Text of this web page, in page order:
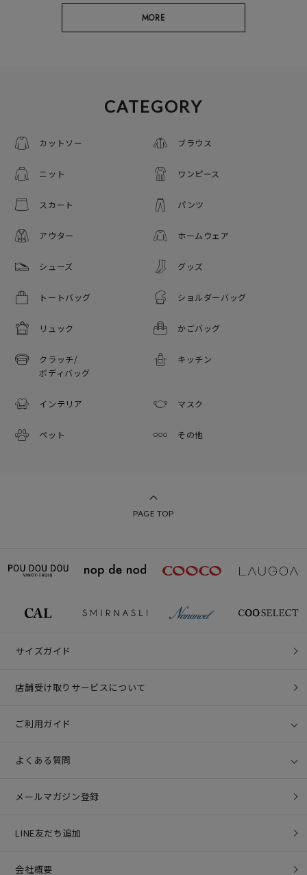
MORE
CATEGORY
カットソー ブラウス
ニット ワンピース
スカート パンツ
アウター ホームウェア
シューズ グッズ
トートバッグ ショルダーバッグ
リュック かごバッグ
クラッチ/
ボディバッグ
キッチン
インテリア マスク
ペット その他
PAGE TOP
サイズガイド
店舗受け取りサービスについて
ご利用ガイド
よくある質問
メールマガジン登録
LINE友だち追加
会社概要